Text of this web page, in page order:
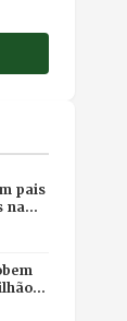
pais
na
milho